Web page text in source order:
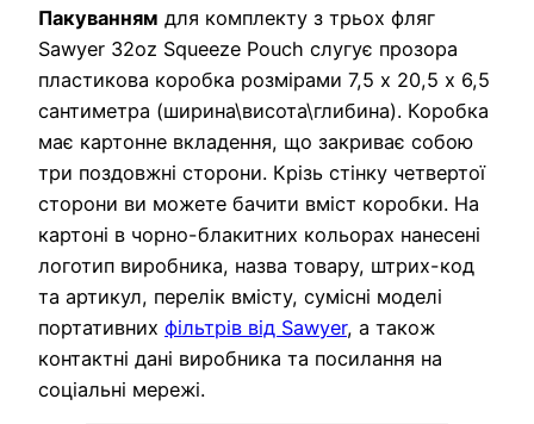
Пакуванням для комплекту з трьох фляг
Sawyer 32oz Squeeze Pouch слугує прозора
пластикова коробка розмірами 7,5 х 20,5 х 6,5
сантиметра (ширина\висота\глибина). Коробка
має картонне вкладення, що закриває собою
три поздовжні сторони. Крізь стінку четвертої
сторони ви можете бачити вміст коробки. На
картоні в чорно-блакитних кольорах нанесені
логотип виробника, назва товару, штрих-код
та артикул, перелік вмісту, сумісні моделі
портативних фільтрів від Sawyer, а також
контактні дані виробника та посилання на
соціальні мережі.